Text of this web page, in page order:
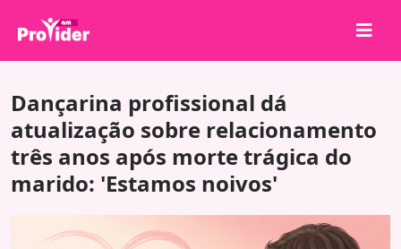
Sobre nós
Entrar
Cadastrar-se
Dançarina profissional dá
atualização sobre relacionamento
três anos após morte trágica do
marido: 'Estamos noivos'